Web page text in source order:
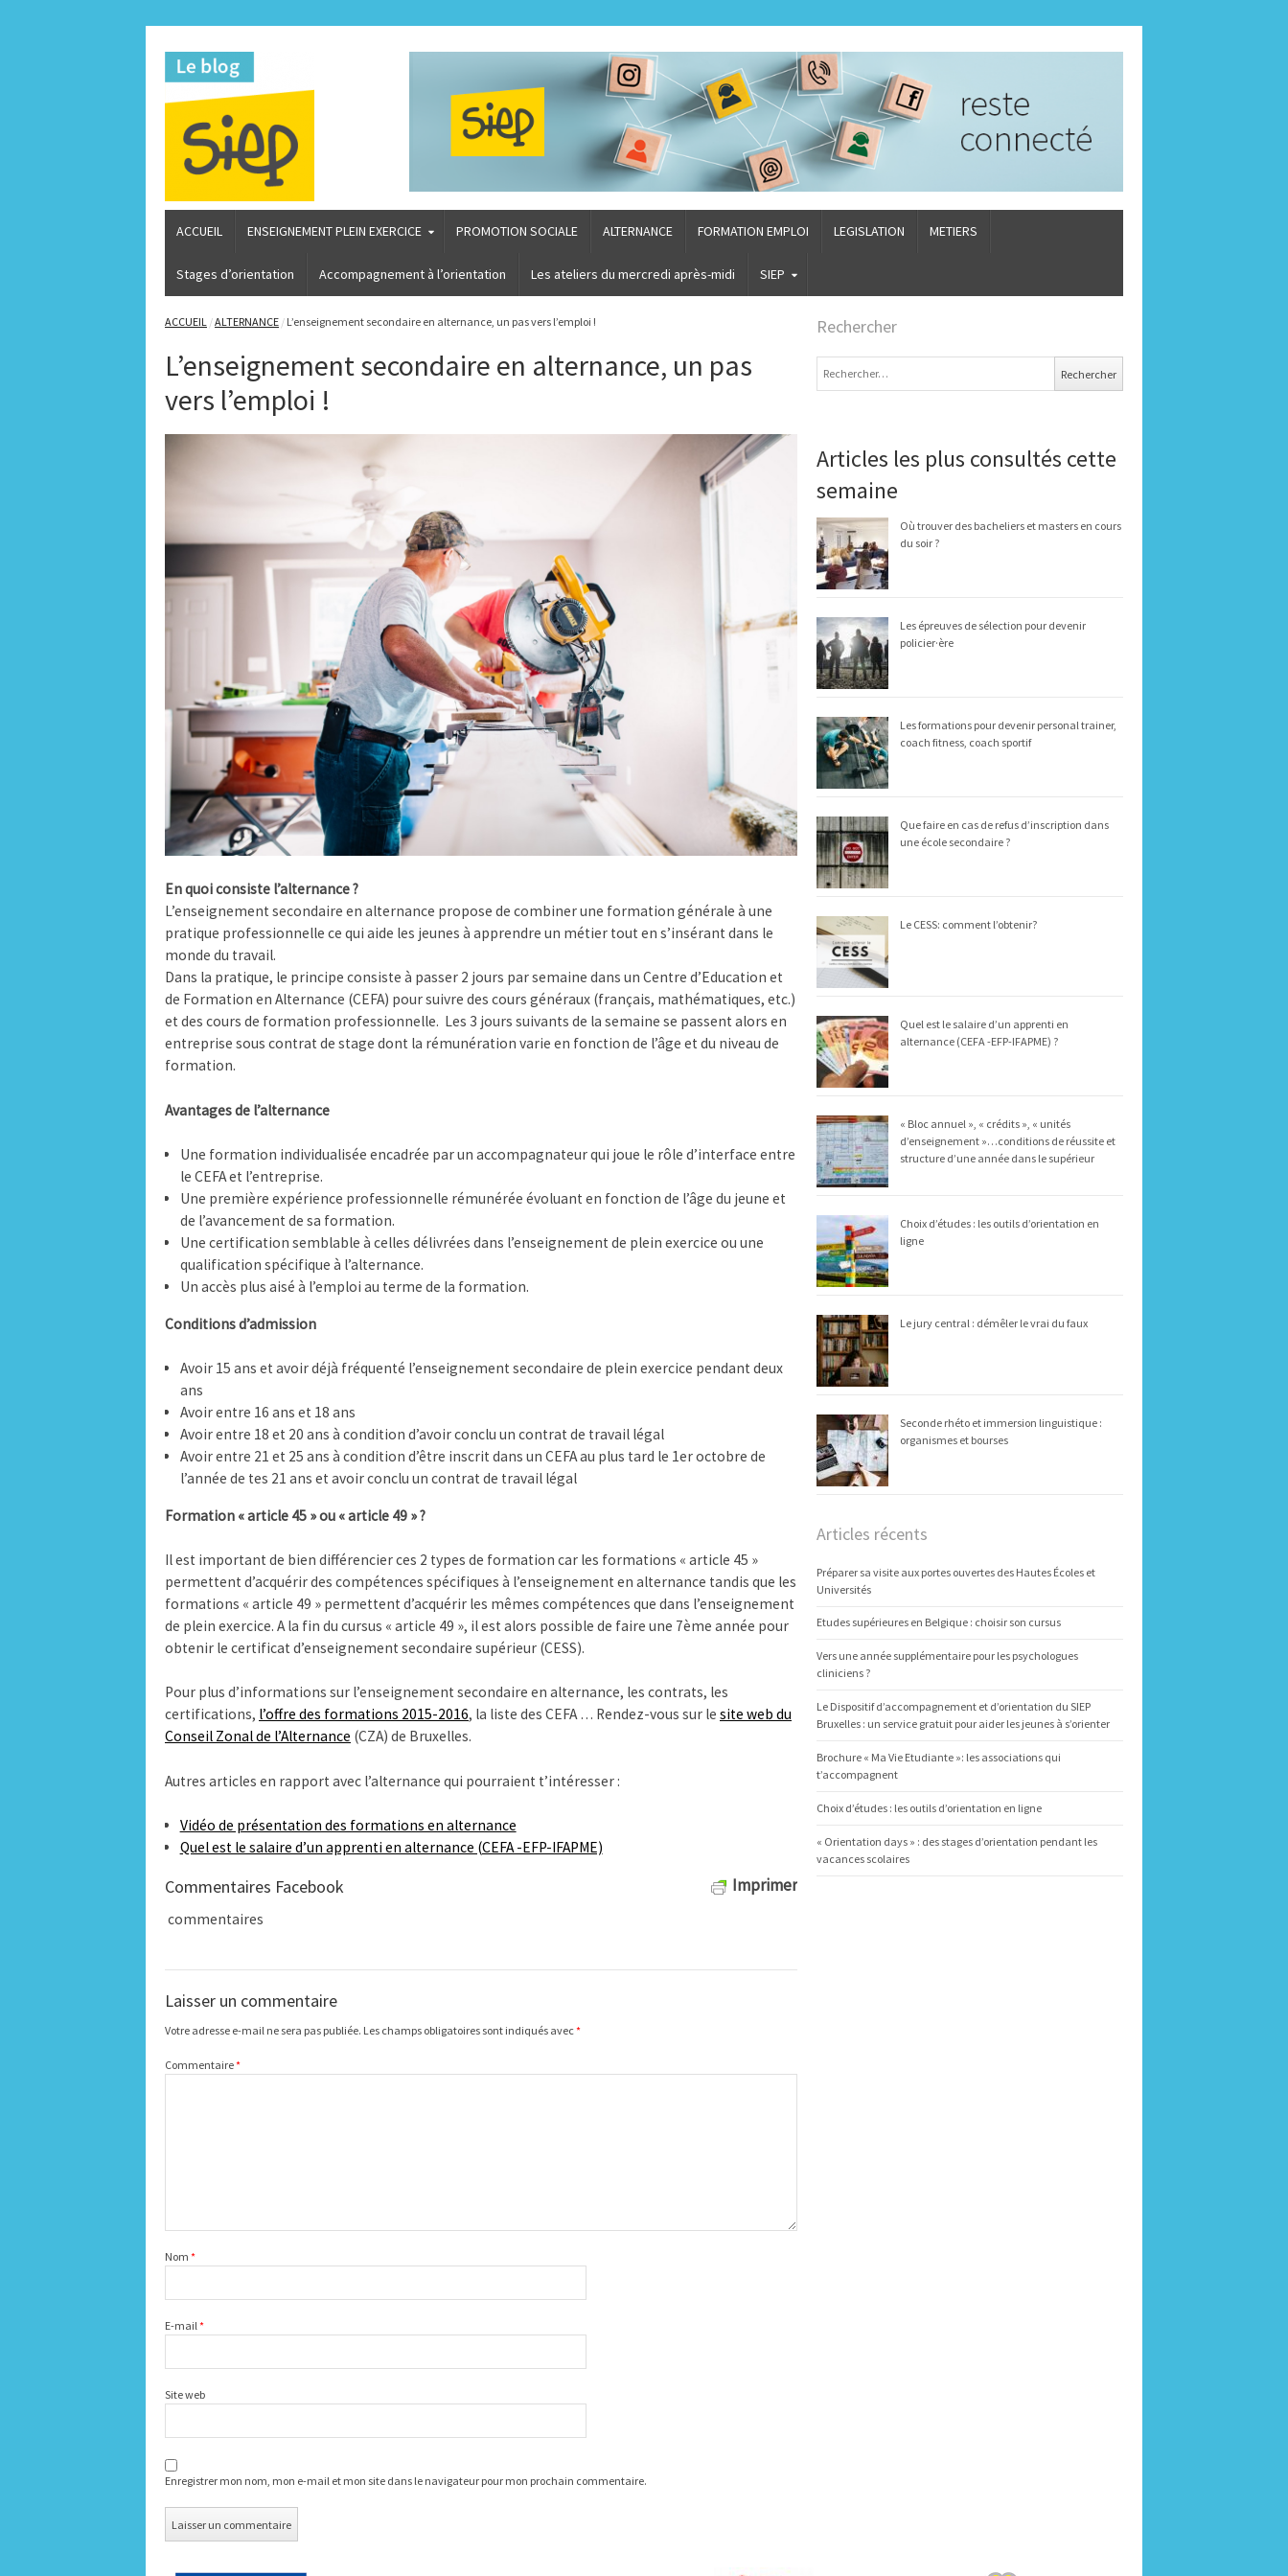
ACCUEIL ENSEIGNEMENT PLEIN EXERCICE PROMOTION SOCIALE ALTERNANCE FORMATION EMPLOI LEGISLATION METIERS
Stages d’orientation Accompagnement à l’orientation Les ateliers du mercredi après-midi SIEP
ACCUEIL /ALTERNANCE / L’enseignement secondaire en alternance, un pas vers l’emploi !
L’enseignement secondaire en alternance, un pas
vers l’emploi !
En quoi consiste l’alternance ?
L’enseignement secondaire en alternance propose de combiner une formation générale à une
pratique professionnelle ce qui aide les jeunes à apprendre un métier tout en s’insérant dans le
monde du travail.
Dans la pratique, le principe consiste à passer 2 jours par semaine dans un Centre d’Education et
de Formation en Alternance (CEFA) pour suivre des cours généraux (français, mathématiques, etc.)
et des cours de formation professionnelle. Les 3 jours suivants de la semaine se passent alors en
entreprise sous contrat de stage dont la rémunération varie en fonction de l’âge et du niveau de
formation.
Avantages de l’alternance
Une formation individualisée encadrée par un accompagnateur qui joue le rôle d’interface entre
le CEFA et l’entreprise.
Une première expérience professionnelle rémunérée évoluant en fonction de l’âge du jeune et
de l’avancement de sa formation.
Une certification semblable à celles délivrées dans l’enseignement de plein exercice ou une
qualification spécifique à l’alternance.
Un accès plus aisé à l’emploi au terme de la formation.
Conditions d’admission
Avoir 15 ans et avoir déjà fréquenté l’enseignement secondaire de plein exercice pendant deux
ans
Avoir entre 16 ans et 18 ans
Avoir entre 18 et 20 ans à condition d’avoir conclu un contrat de travail légal
Avoir entre 21 et 25 ans à condition d’être inscrit dans un CEFA au plus tard le 1er octobre de
l’année de tes 21 ans et avoir conclu un contrat de travail légal
Formation « article 45 » ou « article 49 » ?
Il est important de bien différencier ces 2 types de formation car les formations « article 45 »
permettent d’acquérir des compétences spécifiques à l’enseignement en alternance tandis que les
formations « article 49 » permettent d’acquérir les mêmes compétences que dans l’enseignement
de plein exercice. A la fin du cursus « article 49 », il est alors possible de faire une 7ème année pour
obtenir le certificat d’enseignement secondaire supérieur (CESS).
Pour plus d’informations sur l’enseignement secondaire en alternance, les contrats, les
certifications, l’offre des formations 2015-2016, la liste des CEFA … Rendez-vous sur le site web du
Conseil Zonal de l’Alternance (CZA) de Bruxelles.
Autres articles en rapport avec l’alternance qui pourraient t’intéresser :
Vidéo de présentation des formations en alternance
Quel est le salaire d’un apprenti en alternance (CEFA -EFP-IFAPME)
Imprimer
Commentaires Facebook
commentaires
Laisser un commentaire
Votre adresse e-mail ne sera pas publiée. Les champs obligatoires sont indiqués avec*
Commentaire*
Nom *
E-mail*
Site web
Enregistrer mon nom, mon e-mail et mon site dans le navigateur pour mon prochain commentaire.
Rechercher
Articles les plus consultés cette
semaine
Où trouver des bacheliers et masters en cours
du soir ?
Les épreuves de sélection pour devenir
policier·ère
Les formations pour devenir personal trainer,
coach fitness, coach sportif
Que faire en cas de refus d’inscription dans
une école secondaire ?
Le CESS: comment l’obtenir?
Quel est le salaire d’un apprenti en
alternance (CEFA -EFP-IFAPME) ?
« Bloc annuel », « crédits », « unités
d’enseignement »…conditions de réussite et
structure d’une année dans le supérieur
Choix d’études : les outils d’orientation en
ligne
Le jury central : démêler le vrai du faux
Seconde rhéto et immersion linguistique :
organismes et bourses
Articles récents
Préparer sa visite aux portes ouvertes des Hautes Écoles et
Universités
Etudes supérieures en Belgique : choisir son cursus
Vers une année supplémentaire pour les psychologues
cliniciens ?
Le Dispositif d’accompagnement et d’orientation du SIEP
Bruxelles : un service gratuit pour aider les jeunes à s’orienter
Brochure « Ma Vie Etudiante »: les associations qui
t’accompagnent
Choix d’études : les outils d’orientation en ligne
« Orientation days » : des stages d’orientation pendant les
vacances scolaires